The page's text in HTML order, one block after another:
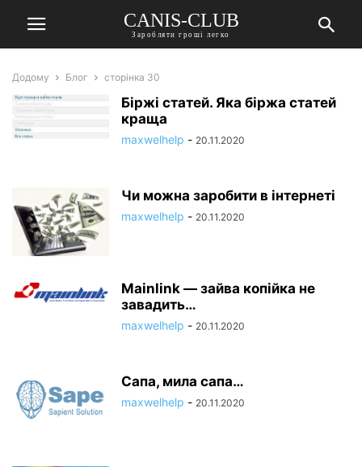
CANIS-CLUB
Заробляти гроші легко
Додому Блог сторінка 30
Біржі статей. Яка біржа статей
краща
maxwelhelp - 20.11.2020
Чи можна заробити в інтернеті
maxwelhelp - 20.11.2020
Mainlink — зайва копійка не
завадить…
maxwelhelp - 20.11.2020
Сапа, мила сапа…
maxwelhelp - 20.11.2020